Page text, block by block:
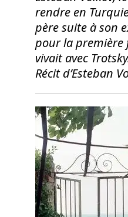
rendre en
père suite à son
pour la première
vivait avec
Récit d’Esteban